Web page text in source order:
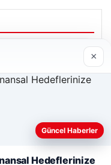
iyi anlayabilmek,
×
Güncel Haberler
Hedeflerinize